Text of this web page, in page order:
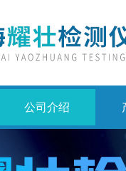
公司介绍